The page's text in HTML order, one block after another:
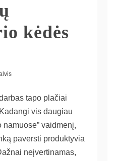
kėdės
tapo plačiai
vis daugiau
namuose” vaidmenį,
paversti produktyvia
neįvertinamas,